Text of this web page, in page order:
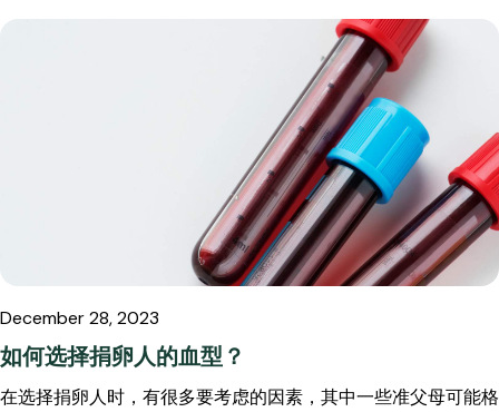
December 28, 2023
如何选择捐卵人的血型？
在选择捐卵人时，有很多要考虑的因素，其中一些准父母可能格